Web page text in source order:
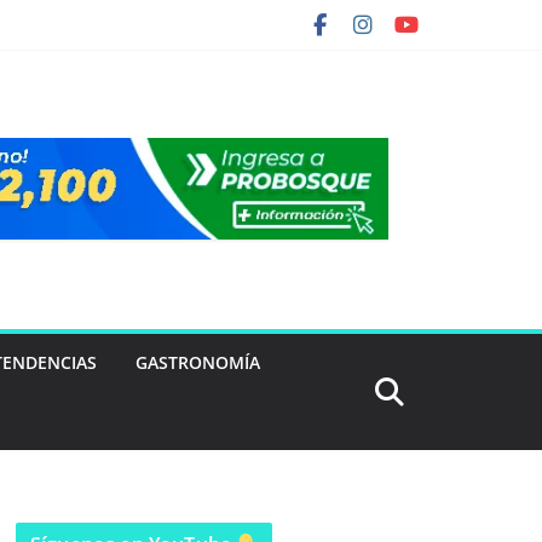
GASTRONOMÍA